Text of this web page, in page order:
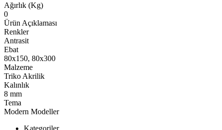
Ağırlık (Kg)
0
Ürün Açıklaması
Renkler
Antrasit
Ebat
80x150, 80x300
Malzeme
Triko Akrilik
Kalınlık
8 mm
Tema
Modern Modeller
Kategoriler